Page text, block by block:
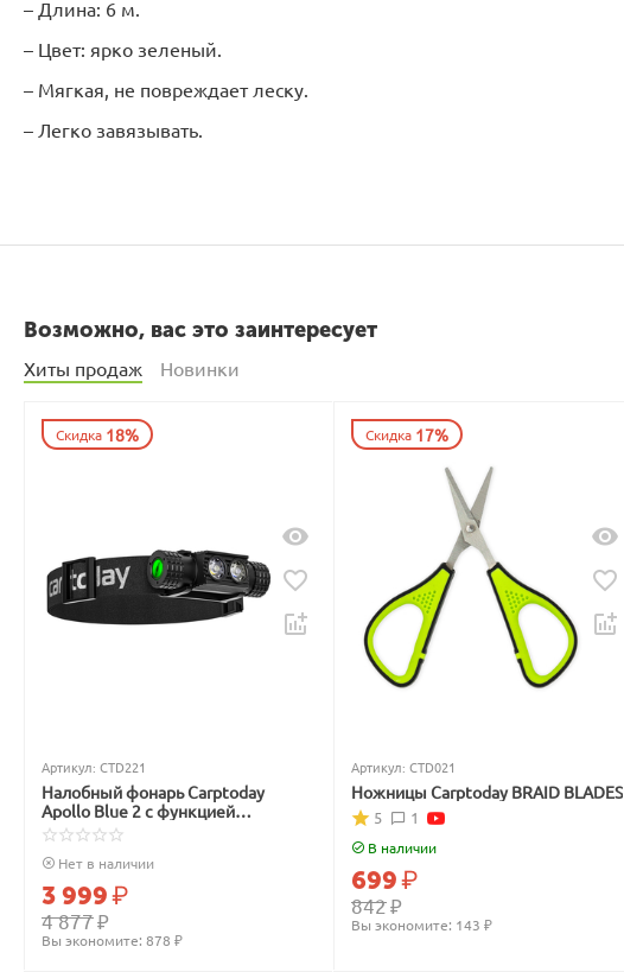
– Длина: 6 м.
– Цвет: ярко зеленый.
– Мягкая, не повреждает леску.
– Легко завязывать.
Возможно, вас это заинтересует
Хиты продаж Новинки
Скидка 18%
Артикул: CTD221
Налобный фонарь Carptoday
Apollo Blue 2 с функцией
подсвечивания лески синим
светом
Нет в наличии
4 877₽
3 999₽
Вы экономите: 878 ₽
Скидка 17%
Артикул: CTD021
Ножницы Carptoday BRAID BLADES
1
5
В наличии
842₽
699₽
Вы экономите: 143 ₽